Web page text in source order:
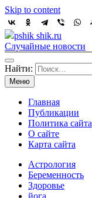
Skip to content
pshik shik.ru
Случайные новости
Найти:
Меню
Главная
Публикации
Политика сайта
О сайте
Карта сайта
Астрология
Беременность
Здоровье
йога